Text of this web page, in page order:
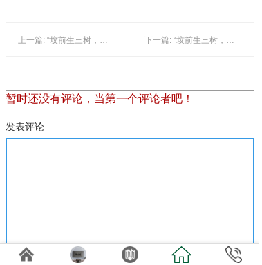
暂时还没有评论，当第一个评论者吧！
发表评论